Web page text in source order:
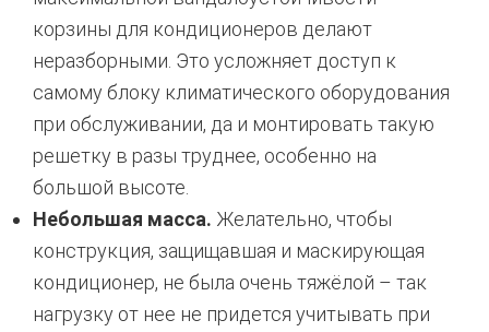
корзины для кондиционеров делают
неразборными. Это усложняет доступ к
самому блоку климатического оборудования
при обслуживании, да и монтировать такую
решетку в разы труднее, особенно на
большой высоте.
Небольшая масса. Желательно, чтобы
конструкция, защищавшая и маскирующая
кондиционер, не была очень тяжёлой – так
нагрузку от нее не придется учитывать при